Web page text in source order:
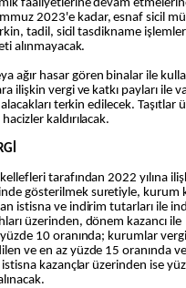
faaliyetlerine devam
2023'e kadar, esnaf sicil
tadil, sicil tasdikname
alınmayacak.
ağır hasar gören binalar ile
ilişkin vergi ve katkı payları ile
terkin edilecek. Taşıtlar
kaldırılacak.
tarafından 2022 yılına
gösterilmek suretiyle, kurum
istisna ve indirim tutarları ile
üzerinden, dönem kazancı ile
10 oranında; kurumlar
ve en az yüzde 15 oranında
istisna kazançlar üzerinden ise